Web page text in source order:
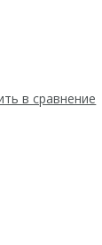
в сравнение